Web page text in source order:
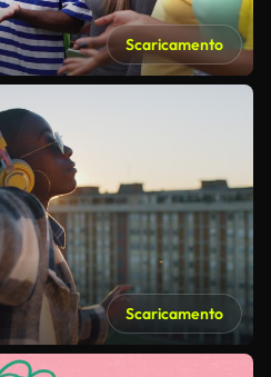
Scaricamento
Scaricamento